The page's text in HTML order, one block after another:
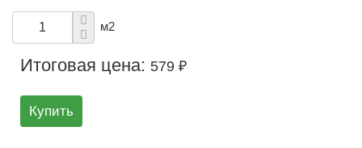
м2
Итоговая цена: 579 ₽
Купить